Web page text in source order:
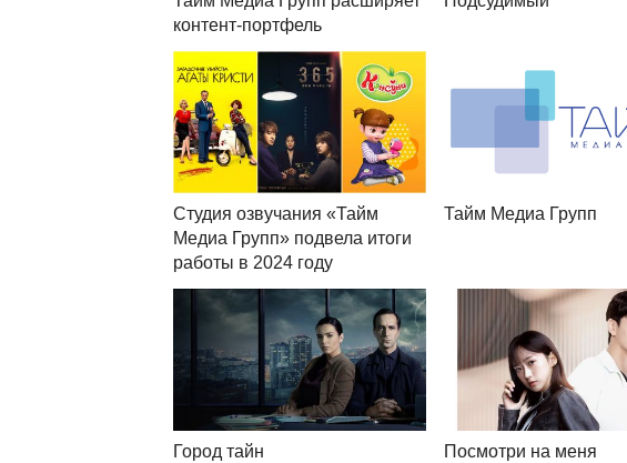
контент-портфель
Студия озвучания «Тайм
Медиа Групп» подвела итоги
работы в 2024 году
Тайм Медиа Групп
Город тайн Посмотри на меня